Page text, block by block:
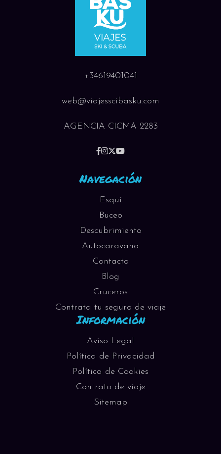
+34619401041
web@viajesscibasku.com
AGENCIA CICMA 2283
Navegación
Esquí
Buceo
Descubrimiento
Autocaravana
Contacto
Blog
Cruceros
Contrata tu seguro de viaje
Información
Aviso Legal
Política de Privacidad
Política de Cookies
Contrato de viaje
Sitemap